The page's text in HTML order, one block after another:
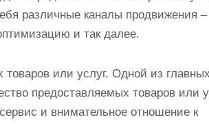
различные каналы продвижения –
и так далее.
или услуг. Одной из главных
предоставляемых товаров или
и внимательное отношение к